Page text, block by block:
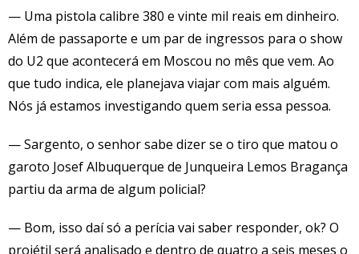
— Uma pistola calibre 380 e vinte mil reais em dinheiro.
Além de passaporte e um par de ingressos para o show
do U2 que acontecerá em Moscou no mês que vem. Ao
que tudo indica, ele planejava viajar com mais alguém.
Nós já estamos investigando quem seria essa pessoa.
— Sargento, o senhor sabe dizer se o tiro que matou o
garoto Josef Albuquerque de Junqueira Lemos Bragança
partiu da arma de algum policial?
— Bom, isso daí só a perícia vai saber responder, ok? O
projétil será analisado e dentro de quatro a seis meses o